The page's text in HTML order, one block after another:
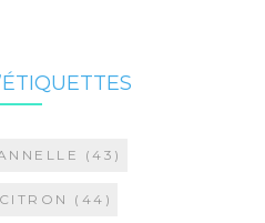
(43)
CITRON (44)